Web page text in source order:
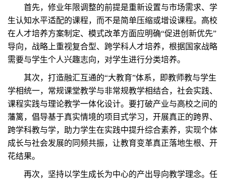
首先，修业年限调整的前提是重新设置与市场需求、学
生认知水平适配的课程，而不是简单压缩或增设课程。高校
在人才培养方案制定、模式改革方面应明确“促进创新优先”
导向，战略上重视复合型、跨学科人才培养，根据国家战略
需要与学生个人兴趣志向，对学生进行分类培养。
其次，打造融汇互通的“大教育”体系，即教师教与学生
学相统一，常规课堂教学与非常规教学相结合，社会实践、
课程实践与理论教学一体化设计。要打破产业与高校之间的
藩篱，倡导基于真实情境的项目式学习，开展真正的跨界、
跨学科教与学，助力学生在实践中提升综合素养，实现个体
成长与社会发展的同频共振，让教育变革真正落地生根、开
花结果。
再次，坚持以学生成长为中心的产出导向教学理念。任